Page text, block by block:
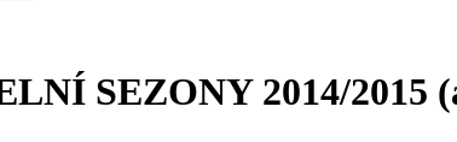
SEZONY 2014/2015